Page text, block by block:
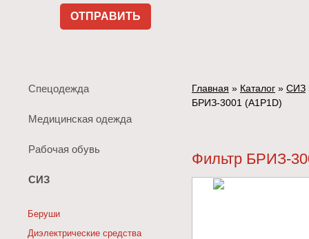
Спецодежда
Медицинская одежда
Рабочая обувь
СИЗ
Беруши
Диэлектрические средства
Главная » Каталог » СИЗ
БРИЗ-3001 (A1Р1D)
Фильтр БРИЗ-